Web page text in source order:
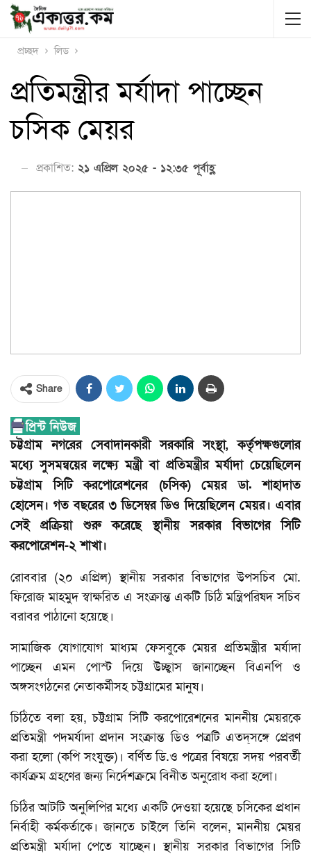
প্রচ্ছদ লিড
প্রতিমন্ত্রীর মর্যাদা পাচ্ছেন
চসিক মেয়র
প্রকাশিত: ২১ এপ্রিল ২০২৫ - ১২:৩৫ পূর্বাহ্ণ
Share
চট্টগ্রাম নগরের সেবাদানকারী সরকারি সংস্থা, কর্তৃপক্ষগুলোর
মধ্যে সুসমন্বয়ের লক্ষ্যে মন্ত্রী বা প্রতিমন্ত্রীর মর্যাদা চেয়েছিলেন
চট্টগ্রাম সিটি করপোরেশনের (চসিক) মেয়র ডা. শাহাদাত
হোসেন। গত বছরের ৩ ডিসেম্বর ডিও দিয়েছিলেন মেয়র। এবার
সেই প্রক্রিয়া শুরু করেছে স্থানীয় সরকার বিভাগের সিটি
করপোরেশন-২ শাখা।
রোববার (২০ এপ্রিল) স্থানীয় সরকার বিভাগের উপসচিব মো.
ফিরোজ মাহমুদ স্বাক্ষরিত এ সংক্রান্ত একটি চিঠি মন্ত্রিপরিষদ সচিব
বরাবর পাঠানো হয়েছে।
সামাজিক যোগাযোগ মাধ্যম ফেসবুকে মেয়র প্রতিমন্ত্রীর মর্যাদা
পাচ্ছেন এমন পোস্ট দিয়ে উচ্ছ্বাস জানাচ্ছেন বিএনপি ও
অঙ্গসংগঠনের নেতাকর্মীসহ চট্টগ্রামের মানুষ।
চিঠিতে বলা হয়, চট্টগ্রাম সিটি করপোরেশনের মাননীয় মেয়রকে
প্রতিমন্ত্রী পদমর্যাদা প্রদান সংক্রান্ত ডিও পত্রটি এতদ্‌সঙ্গে প্রেরণ
করা হলো (কপি সংযুক্ত)। বর্ণিত ডি.ও পত্রের বিষয়ে সদয় পরবর্তী
কার্যক্রম গ্রহণের জন্য নির্দেশক্রমে বিনীত অনুরোধ করা হলো।
চিঠির আটটি অনুলিপির মধ্যে একটি দেওয়া হয়েছে চসিকের প্রধান
নির্বাহী কর্মকর্তাকে। জানতে চাইলে তিনি বলেন, মাননীয় মেয়র
প্রতিমন্ত্রী মর্যাদা পেতে যাচ্ছেন। স্থানীয় সরকার বিভাগের সিটি